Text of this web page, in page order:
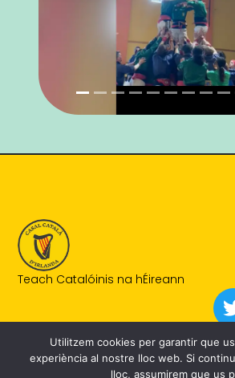
Teach Catalóinis na hÉireann
Utilitzem cookies per garantir que
experiència al nostre lloc web. Si
lloc, assumirem que us